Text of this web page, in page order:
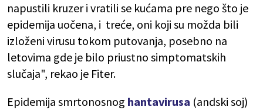
napustili kruzer i vratili se kućama pre nego što je
epidemija uočena, i treće, oni koji su možda bili
izloženi virusu tokom putovanja, posebno na
letovima gde je bilo priustno simptomatskih
slučaja", rekao je Fiter.
Epidemija smrtonosnog hantavirusa (andski soj)